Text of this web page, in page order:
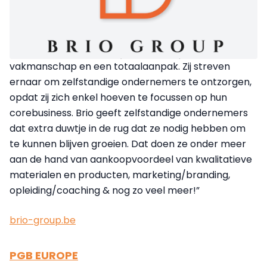
vakmanschap en een totaalaanpak. Zij streven
ernaar om zelfstandige ondernemers te ontzorgen,
opdat zij zich enkel hoeven te focussen op hun
corebusiness. Brio geeft zelfstandige ondernemers
dat extra duwtje in de rug dat ze nodig hebben om
te kunnen blijven groeien. Dat doen ze onder meer
aan de hand van aankoopvoordeel van kwalitatieve
materialen en producten, marketing/branding,
opleiding/coaching & nog zo veel meer!”
brio-group.be
PGB EUROPE